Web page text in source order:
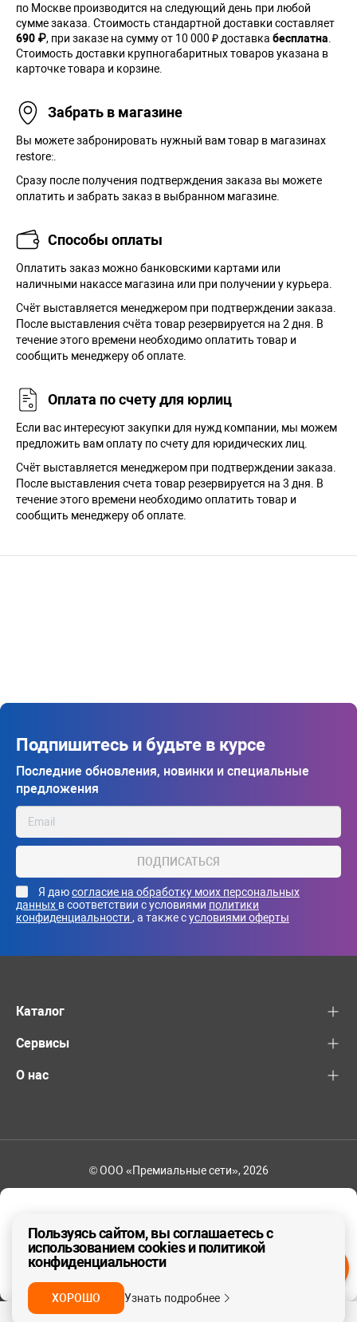
ДА, ВЕРНО
по Москве производится на следующий день при любой
сумме заказа. Cтоимость стандартной доставки составляет
690 ₽, при заказе на сумму от 10 000 ₽ доставка бесплатна
Стоимость доставки крупногабаритных товаров указана в
карточке товара и корзине.
Забрать в магазине
Вы можете забронировать нужный вам товар в магазинах
restore:.
Сразу после получения подтверждения заказа вы можете
оплатить и забрать заказ в выбранном магазине.
Способы оплаты
Оплатить заказ можно банковскими картами или
наличными накассе магазина или при получении у курьера.
Cчёт выставляется менеджером при подтверждении заказа.
После выставления счёта товар резервируется на 2 дня. В
течение этого времени необходимо оплатить товар и
сообщить менеджеру об оплате.
Оплата по счету для юрлиц
Если вас интересуют закупки для нужд компании, мы можем
предложить вам оплату по счету для юридических лиц.
Счёт выставляется менеджером при подтверждении заказа.
После выставления счета товар резервируется на 3 дня. В
течение этого времени необходимо оплатить товар и
сообщить менеджеру об оплате.
Подпишитесь и будьте в курсе
Последние обновления, новинки и специальные
предложения
ПОДПИСАТЬСЯ
Я даюсогласие на обработку моих персональных
данных в соответствии с условиями политики
конфиденциальности , а также сусловиями оферты
Каталог
Сервисы
О нас
© ООО «Премиальные сети», 2026
Пользуясь сайтом, вы соглашаетесь с
использованием cookies и политикой
конфиденциальности
ХОРОШО Узнать подробнее